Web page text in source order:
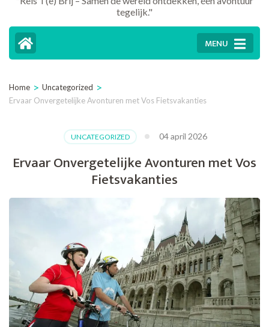
tegelijk."
MENU
Home > Uncategorized >
Ervaar Onvergetelijke Avonturen met Vos Fietsvakanties
UNCATEGORIZED 04 april 2026
Ervaar Onvergetelijke Avonturen met Vos
Fietsvakanties